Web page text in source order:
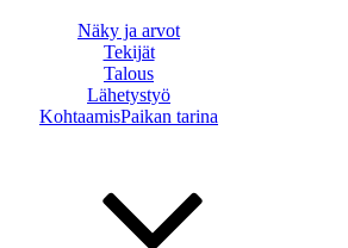
Näky ja arvot
Tekijät
Talous
Lähetystyö
KohtaamisPaikan tarina